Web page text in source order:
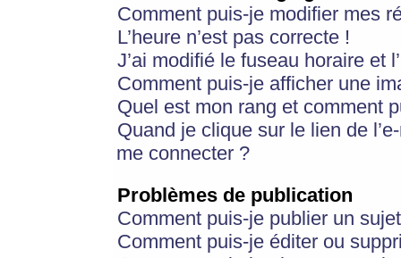
Comment puis-je modifier mes
L’heure n’est pas correcte !
J’ai modifié le fuseau horaire et
Comment puis-je afficher une
Quel est mon rang et comment
Quand je clique sur le lien de
me connecter ?
Problèmes de publication
Comment puis-je publier un
Comment puis-je éditer ou